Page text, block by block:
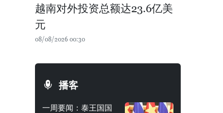
越南对外投资总额达23.6亿美
元
08/08/2026 00:30
播客
一周要闻：泰王国国